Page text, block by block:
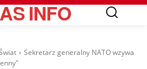
INFO
Sekretarz generalny NATO wzywa